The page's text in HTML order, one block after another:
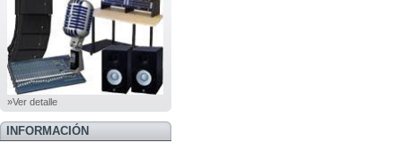
»Ver detalle
INFORMACIÓN